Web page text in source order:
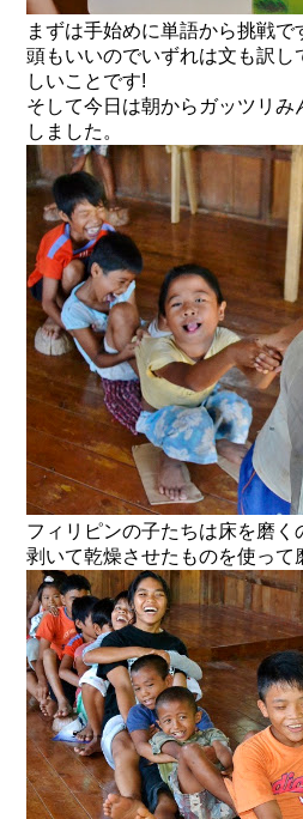
まずは手始めに単語から挑戦で
頭もいいのでいずれは文も訳し
しいことです!
そして今日は朝からガッツリみ
しました。
フィリピンの子たちは床を磨く
剥いて乾燥させたものを使って